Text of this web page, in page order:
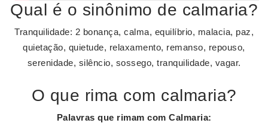
Qual é o sinônimo de calmaria?
Tranquilidade: 2 bonança, calma, equilíbrio, malacia, paz,
quietação, quietude, relaxamento, remanso, repouso,
serenidade, silêncio, sossego, tranquilidade, vagar.
O que rima com calmaria?
Palavras que rimam com Calmaria: